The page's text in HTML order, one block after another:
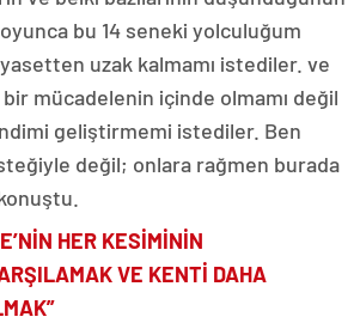
bu 14 seneki yolculuğum
uzak kalmamı istediler. ve
mücadelenin içinde olmamı değil
geliştirmemi istediler. Ben
değil; onlara rağmen burada
HER KESİMİNİN
VE KENTİ DAHA